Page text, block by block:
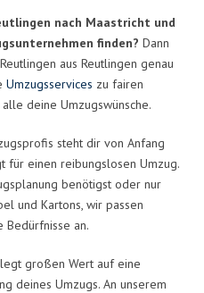
nach Maastricht und
finden? Dann
aus Reutlingen genau
Umzugsservices zu fairen
deine Umzugswünsche.
steht dir von Anfang
für einen reibungslosen Umzug.
benötigst oder nur
und Kartons, wir passen
Bedürfnisse an.
großen Wert auf eine
deines Umzugs. An unserem